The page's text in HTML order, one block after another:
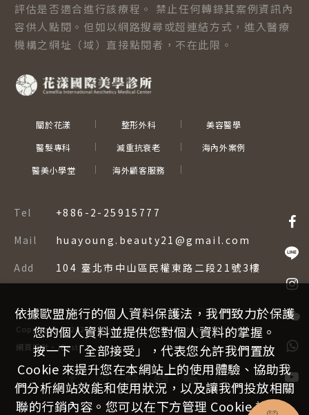
評估是否適合進行該療程。 禁止任何轉錄其案例資訊內
容供人點閱。但如以網路搜尋或超連結方式，進入醫療
機構之網址（域）直接點閱者，不在此限。
關於花漾 整形外科
美容醫學
醫髮專科
減重抗衰老
海內外案例
醫美小學堂
海外顧客服務
Tel
+886-2-25915777
Mail
huayoung.beauty21@gmail.com
Add
104 臺北市中山區民權東路二段21號3樓
Copyright © 2026 – Corporation. All Rights Reserved.
網頁設計 ‧ iBest
依據歐盟施行的個人資料保護法，我們致力於保護
您的個人資料並提供您對個人資料的掌握。
按一下「全部接受」，代表您允許我們置放
Cookie 來提升您在本網站上的使用體驗、協助我
們分析網站效能和使用狀況，以及讓我們投放相關
聯的行銷內容。您可以在下方管理 Cookie 設定。